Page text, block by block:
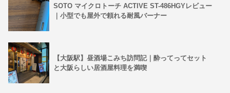
SOTO マイクロトーチ ACTIVE ST-486HGYレビュー
｜小型でも屋外で頼れる耐風バーナー
【大阪駅】昼酒場こみち訪問記｜酔ってってセット
と大阪らしい居酒屋料理を満喫